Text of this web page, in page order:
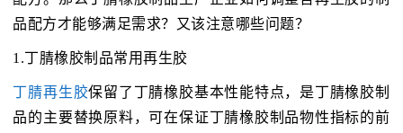
品配方才能够满足需求？又该注意哪些问题？
1.丁腈橡胶制品常用再生胶
丁腈再生胶保留了丁腈橡胶基本性能特点，是丁腈橡胶制
品的主要替换原料，可在保证丁腈橡胶制品物性指标的前